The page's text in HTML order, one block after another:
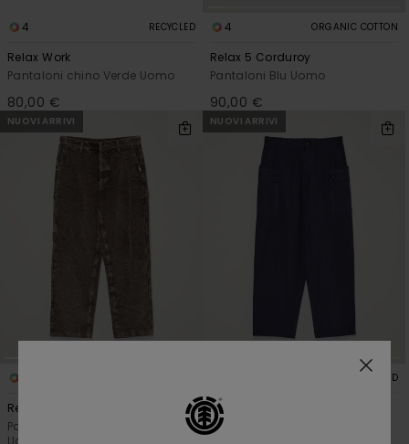
4 RECYCLED
Relax Work
Pantaloni chino Verde Uomo
80,00 €
4 ORGANIC COTTON
Relax 5 Corduroy
Pantaloni Blu Uomo
90,00 €
NUOVI ARRIVI
Relax Carpenter Washed
Pantaloni di Velluto Marrone
Uomo
NUOVI ARRIVI
RECYCLED
Esp Sequence Cargo
Pantaloni Cargo Blu Uomo